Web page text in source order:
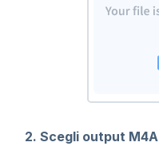
2. Scegli output M4A